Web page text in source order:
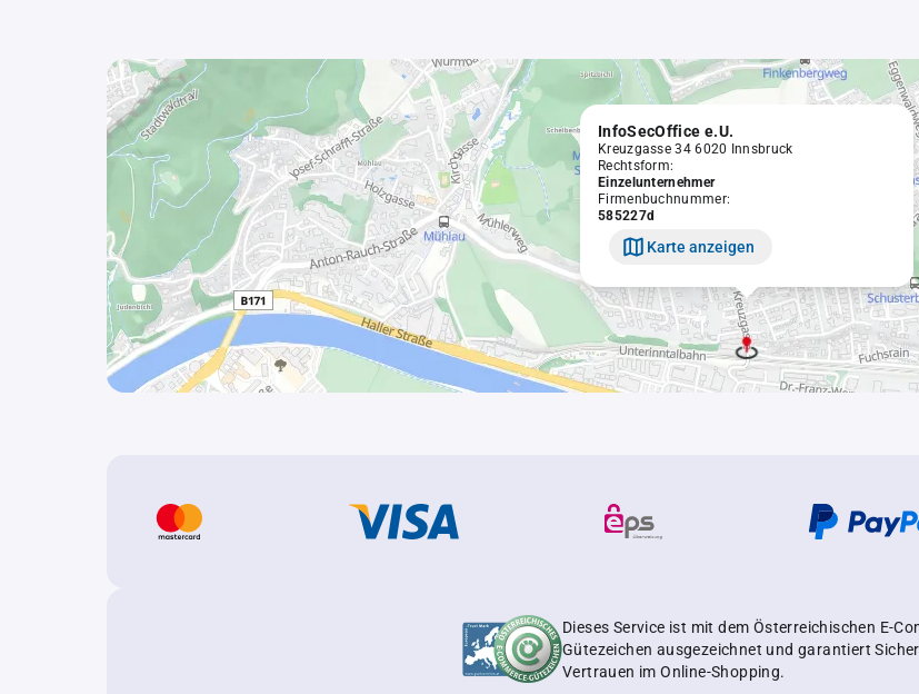
InfoSecOffice e.U.
Kreuzgasse 34 6020 Innsbruck
Rechtsform:
Einzelunternehmer
Firmenbuchnummer:
585227d
Karte anzeigen
Dieses Service ist mit dem Österreichischen E-
Gütezeichen ausgezeichnet und garantiert
Vertrauen im Online-Shopping.